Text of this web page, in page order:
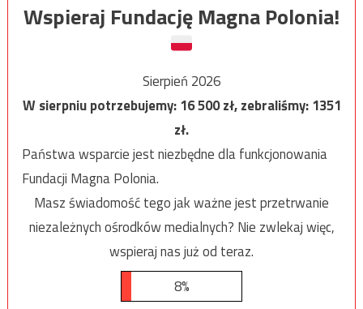
Wspieraj Fundację Magna Polonia!
Sierpień 2026
W sierpniu potrzebujemy:16 500zł, zebraliśmy:1351
zł.
Państwa wsparcie jest niezbędne dla funkcjonowania
Fundacji Magna Polonia.
Masz świadomość tego jak ważne jest przetrwanie
niezależnych ośrodków medialnych? Nie zwlekaj więc,
wspieraj nas już od teraz.
8%